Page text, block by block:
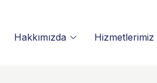
Hakkımızda Hizmetlerimiz